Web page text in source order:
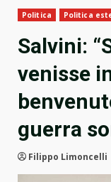
Politica Politica
Salvini:
venisse
guerra
Filippo Limoncelli